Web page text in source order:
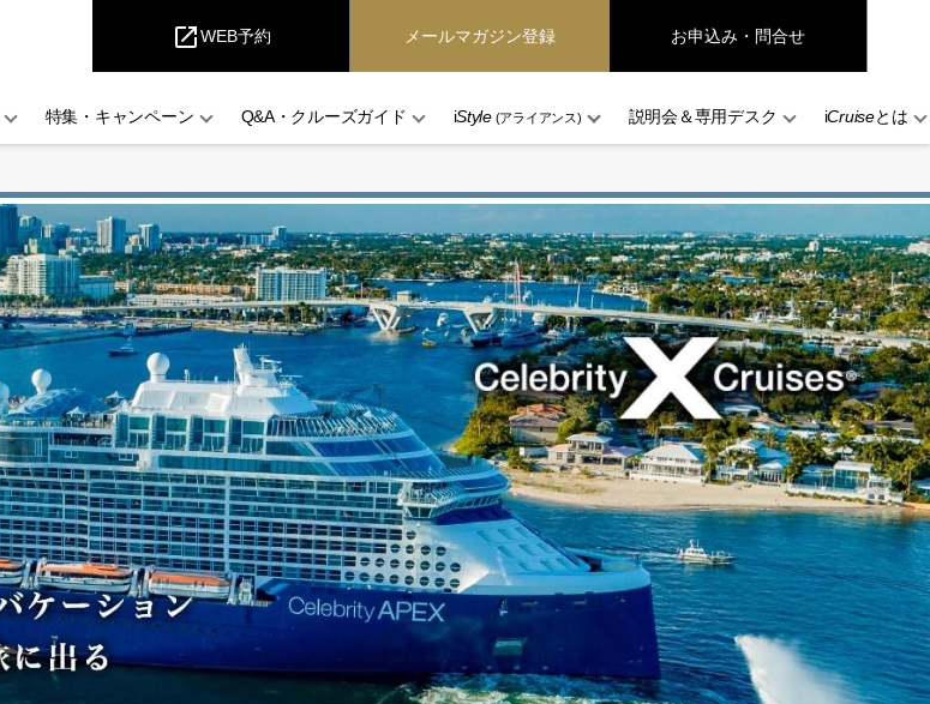
open_in_newWEB予約 メールマガジン登録 お申込み・問合せ
特集・キャンペーン Q&A・クルーズガイド iStyle(アライアンス) 説明会＆専用デスク iCruiseとは